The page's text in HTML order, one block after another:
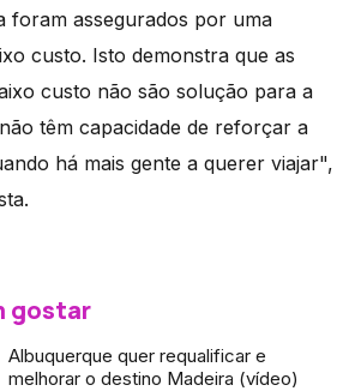
foram assegurados por uma
custo. Isto demonstra que as
custo não são solução para a
têm capacidade de reforçar a
há mais gente a querer viajar",
gostar
Albuquerque quer requalificar e
melhorar o destino Madeira (vídeo)